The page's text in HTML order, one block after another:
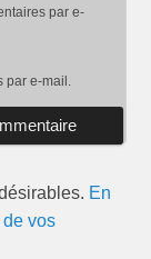
par e-
e-mail.
En
vos